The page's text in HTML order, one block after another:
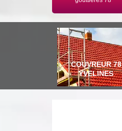
COUVREUR 78
YVELINES